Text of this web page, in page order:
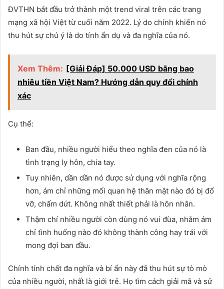
ĐVTHN bắt đầu trở thành một trend viral trên các trang
mạng xã hội Việt từ cuối năm 2022. Lý do chính khiến nó
thu hút sự chú ý là do tính ẩn dụ và đa nghĩa của nó.
Xem Thêm: [Giải Đáp] 50.000 USD bằng bao
nhiêu tiền Việt Nam? Hướng dẫn quy đổi chính
xác
Cụ thể:
Ban đầu, nhiều người hiểu theo nghĩa đen của nó là
tình trạng ly hôn, chia tay.
Tuy nhiên, dần dần nó được sử dụng với nghĩa rộng
hơn, ám chỉ những mối quan hệ thân mật nào đó bị đổ
vỡ, chấm dứt. Không nhất thiết phải là hôn nhân.
Thậm chí nhiều người còn dùng nó vui đùa, nhằm ám
chỉ tình huống nào đó không thành công hay trái với
mong đợi ban đầu.
Chính tính chất đa nghĩa và bí ẩn này đã thu hút sự tò mò
của nhiều người, nhất là giới trẻ. Họ tìm cách giải mã và sử